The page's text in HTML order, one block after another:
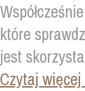
które
jest
Czytaj więcej